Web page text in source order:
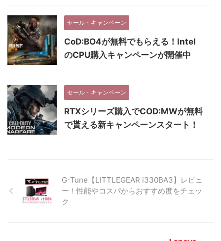
セール・キャンペーン
CoD:BO4が無料でもらえる！Intel
のCPU購入キャンペーンが開催中
セール・キャンペーン
RTXシリーズ購入でCOD:MWが無料
で貰える新キャンペーンスタート！
G-Tune【LITTLEGEAR i330BA3】レビュ
ー！性能やコスパからおすすめ度をチェッ
ク